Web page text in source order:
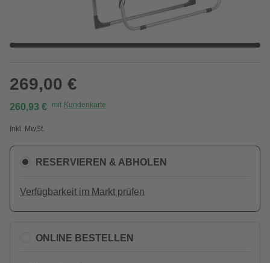
269,00 €
260,93 € mit Kundenkarte
Inkl. MwSt.
RESERVIEREN & ABHOLEN
Verfügbarkeit im Markt prüfen
ONLINE BESTELLEN